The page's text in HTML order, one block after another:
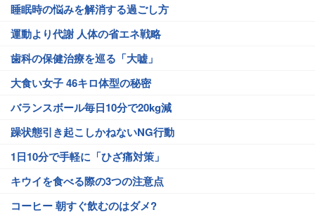
睡眠時の悩みを解消する過ごし方
運動より代謝 人体の省エネ戦略
歯科の保健治療を巡る「大嘘」
大食い女子 46キロ体型の秘密
バランスボール毎日10分で20kg減
躁状態引き起こしかねないNG行動
1日10分で手軽に「ひざ痛対策」
キウイを食べる際の3つの注意点
コーヒー 朝すぐ飲むのはダメ?